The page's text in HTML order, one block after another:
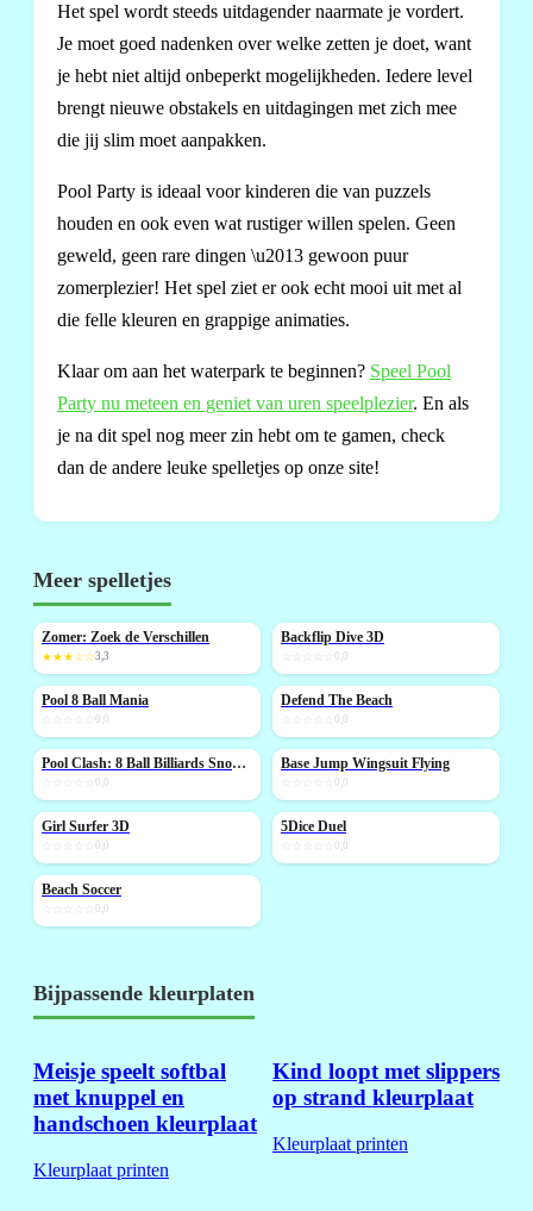
Het spel wordt steeds uitdagender naarmate je vordert.
Je moet goed nadenken over welke zetten je doet, want
je hebt niet altijd onbeperkt mogelijkheden. Iedere level
brengt nieuwe obstakels en uitdagingen met zich mee
die jij slim moet aanpakken.
Pool Party is ideaal voor kinderen die van puzzels
houden en ook even wat rustiger willen spelen. Geen
geweld, geen rare dingen \u2013 gewoon puur
zomerplezier! Het spel ziet er ook echt mooi uit met al
die felle kleuren en grappige animaties.
Klaar om aan het waterpark te beginnen? Speel Pool
Party nu meteen en geniet van uren speelplezier. En als
je na dit spel nog meer zin hebt om te gamen, check
dan de andere leuke spelletjes op onze site!
Meer spelletjes
NIEUW
Zomer: Zoek de Verschillen
★★★☆☆3,3
NIEUW
Backflip Dive 3D
0,0
NIEUW
Pool 8 Ball Mania
0,0
NIEUW
Defend The Beach
0,0
NIEUW Pool Clash: 8 Ball Billiards Snooker
0,0
NIEUW
Base Jump Wingsuit Flying
0,0
NIEUW
Girl Surfer 3D
0,0
NIEUW
5Dice Duel
0,0
NIEUW
Beach Soccer
0,0
Bijpassende kleurplaten
Meisje speelt softbal
met knuppel en
handschoen kleurplaat
Kleurplaat printen
Kind loopt met slippers
op strand kleurplaat
Kleurplaat printen